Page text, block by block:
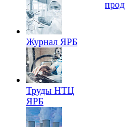
Журнал ЯРБ
Труды НТЦ
ЯРБ